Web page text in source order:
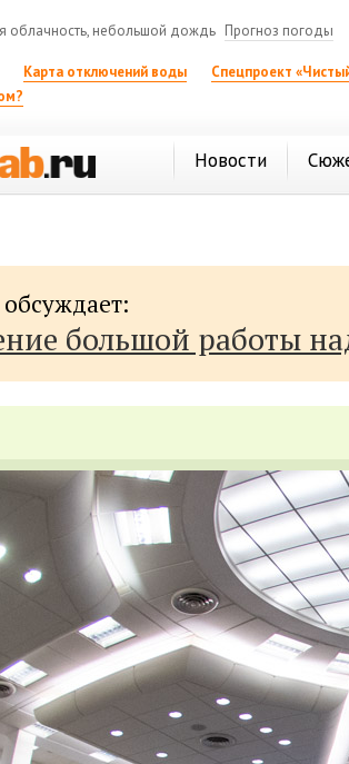
облачность, небольшой дождь Прогноз погоды
Карта отключений воды
Спецпроект
Новости
большой работы